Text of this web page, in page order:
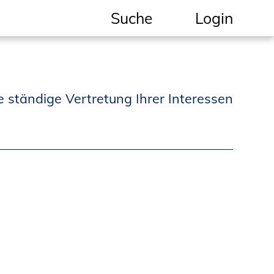
Suche
Informationen für
Login
ständige Vertretung Ihrer Interessen